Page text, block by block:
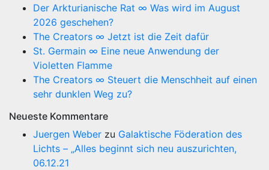
Der Arkturianische Rat ∞ Was wird im August
2026 geschehen?
The Creators ∞ Jetzt ist die Zeit dafür
St. Germain ∞ Eine neue Anwendung der
Violetten Flamme
The Creators ∞ Steuert die Menschheit auf einen
sehr dunklen Weg zu?
Neueste Kommentare
Juergen Weber zu Galaktische Föderation des
Lichts – „Alles beginnt sich neu auszurichten,
06.12.21